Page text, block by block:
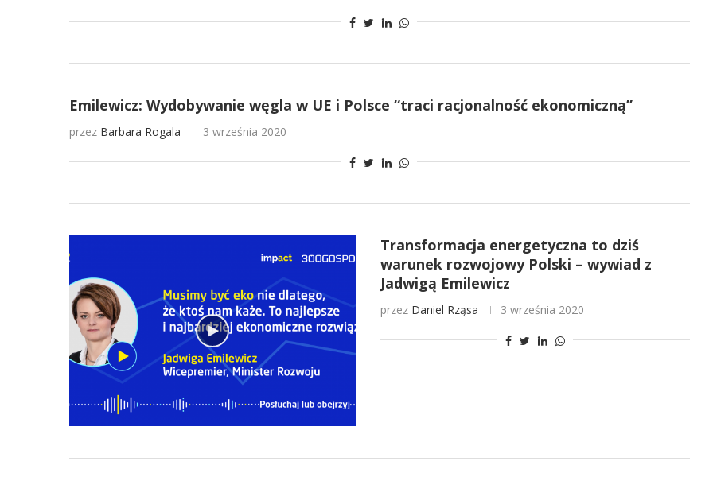
Emilewicz: Wydobywanie węgla w UE i Polsce “traci racjonalność ekonomiczną”
przez Barbara Rogala 3 września 2020
Transformacja energetyczna to dziś
warunek rozwojowy Polski – wywiad z
Jadwigą Emilewicz
przez Daniel Rząsa 3 września 2020